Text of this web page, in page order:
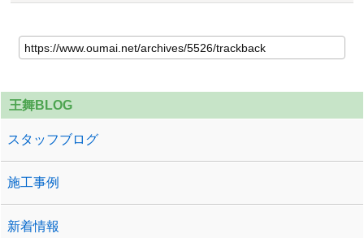
王舞BLOG
スタッフブログ
施工事例
新着情報